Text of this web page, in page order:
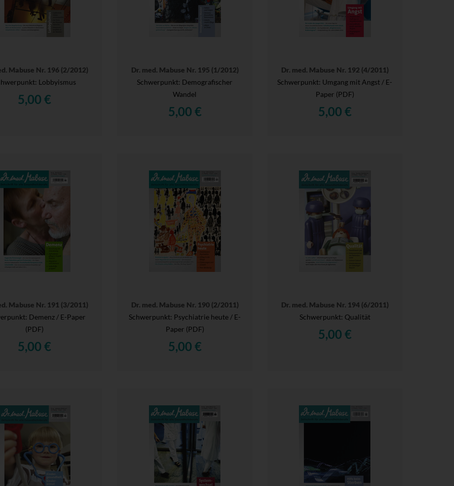
Mabuse Nr. 196 (2/2012)
Lobbyismus
5,00 €
Dr. med. Mabuse Nr. 195 (1/2012)
Schwerpunkt: Demografischer
Wandel
5,00 €
Dr. med. Mabuse Nr. 192 (4/2011)
Schwerpunkt: Umgang mit Angst / E-
Paper (PDF)
5,00 €
Mabuse Nr. 191 (3/2011)
Demenz / E-Paper
(PDF)
5,00 €
Dr. med. Mabuse Nr. 190 (2/2011)
Schwerpunkt: Psychiatrie heute / E-
Paper (PDF)
5,00 €
Dr. med. Mabuse Nr. 194 (6/2011)
Schwerpunkt: Qualität
5,00 €